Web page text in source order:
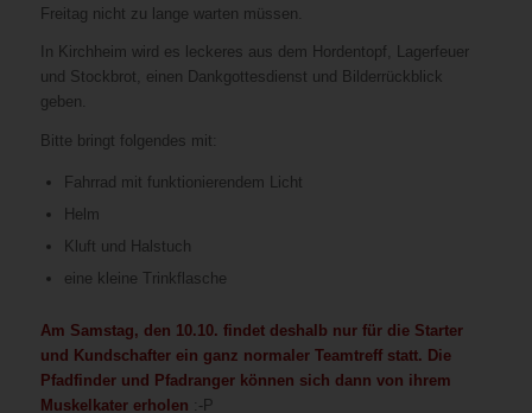
Freitag nicht zu lange warten müssen.
In Kirchheim wird es leckeres aus dem Hordentopf, Lagerfeuer
und Stockbrot, einen Dankgottesdienst und Bilderrückblick
geben.
Bitte bringt folgendes mit:
Fahrrad mit funktionierendem Licht
Helm
Kluft und Halstuch
eine kleine Trinkflasche
Am Samstag, den 10.10. findet deshalb nur für die Starter
und Kundschafter ein ganz normaler Teamtreff statt. Die
Pfadfinder und Pfadranger können sich dann von ihrem
Muskelkater erholen :-P